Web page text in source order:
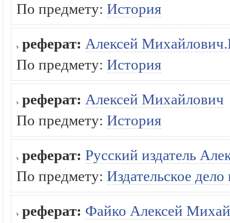
По предмету: История
реферат: Алексей
По предмету: История
реферат: Алексей Михайлович
По предмету: История
реферат: Русский издатель
По предмету: Издательское
реферат: Файко Алексей